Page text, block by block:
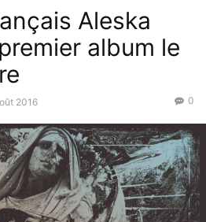
Aleska
album le
2016 0